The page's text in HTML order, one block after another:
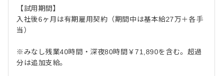
【試用期間】
入社後6ヶ月は有期雇用契約（期間中は基本給27万＋各手
当）
※みなし残業40時間・深夜80時間￥71,890を含む。超過
分は追加支給。